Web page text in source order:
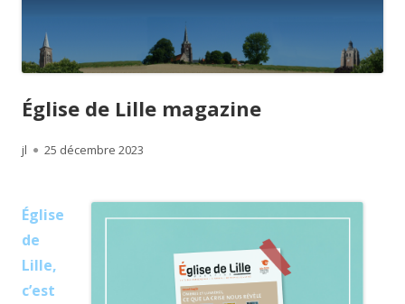
Église de Lille magazine
Auteur
jl
Publié
25 décembre 2023
Église
de
Lille,
c’est